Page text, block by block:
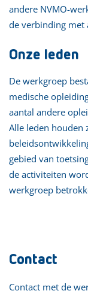
andere NVMO-
de verbinding met
Onze leden
De werkgroep
medische
aantal andere
Alle leden houden
gebied van
de activiteiten
werkgroep
Contact
Contact met de